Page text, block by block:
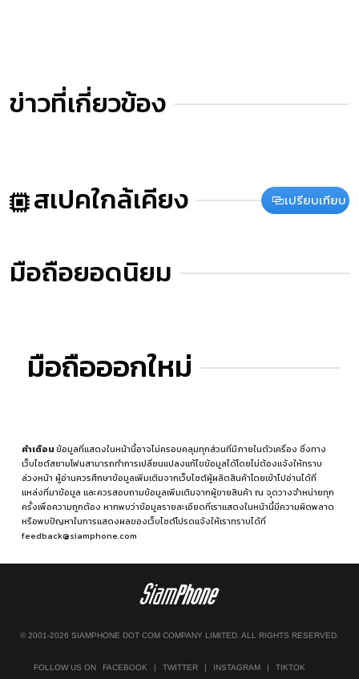
ข่าวที่เกี่ยวข้อง
สเปคใกล้เคียง เปรียบเทียบ
มือถือยอดนิยม
มือถือออกใหม่
คำเตือนข้อมูลที่แสดงในหน้านี้อาจไม่ครอบคลุมทุกส่วนที่มีภายในตัวเครื่อง ซึ่งทาง
เว็บไซต์สยามโฟนสามารถทำการเปลี่ยนแปลงแก้ไขข้อมูลได้โดยไม่ต้องแจ้งให้ทราบ
ล่วงหน้า ผู้อ่านควรศึกษาข้อมูลเพิ่มเติมจากเว็บไซต์ผู้ผลิตสินค้าโดยเข้าไปอ่านได้ที่
แหล่งที่มาข้อมูล และควรสอบถามข้อมูลเพิ่มเติมจากผู้ขายสินค้า ณ จุดวางจำหน่ายทุก
ครั้งเพื่อความถูกต้อง หากพบว่าข้อมูลรายละเอียดที่เราแสดงในหน้านี้มีความผิดพลาด
หรือพบปัญหาในการแสดงผลของเว็บไซต์โปรดแจ้งให้เราทราบได้ที่
feedback@siamphone.com
© 2001-2026 SIAMPHONE DOT COM COMPANY LIMITED. ALL RIGHTS RESERVED.
FOLLOW US ON FACEBOOK | TWITTER | INSTAGRAM | TIKTOK